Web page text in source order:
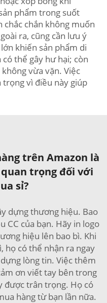
phẩm trong suốt
chắn không muốn
ra, cũng cần lưu ý
khiến sản phẩm di
thể gây hư hại; còn
vừa vặn. Việc
vì điều này giúp
trên Amazon là
trọng đối với
sỉ?
dựng thương hiệu. Bao
CC của bạn. Hãy in logo
hiệu lên bao bì. Khi
họ có thể nhận ra ngay
lòng tin. Việc thêm
ơn viết tay bên trong
được trân trọng. Họ có
hàng từ bạn lần nữa.